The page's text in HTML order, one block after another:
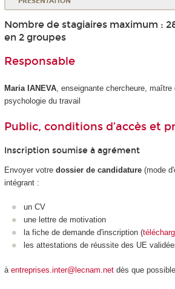
Nombre de stagiaires maximum :
en 2 groupes
Responsable
Maria IANEVA, enseignante chercheure, maître
psychologie du travail
Public, conditions d’accès et
Inscription soumise à agrément
Envoyer votre dossier de candidature(mode
intégrant :
un CV
une lettre de motivation
la fiche de demande d'inscription (
les attestations de réussite des UE
à entreprises.inter@lecnam.netdès que possible.